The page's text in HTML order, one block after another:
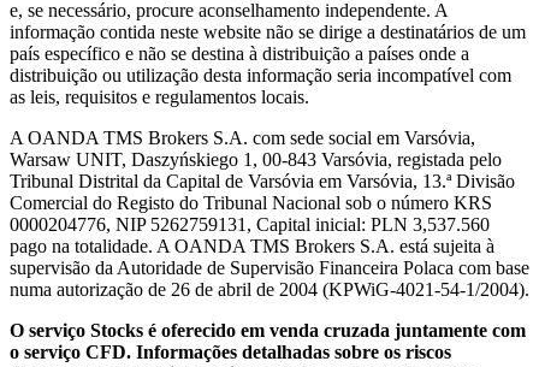
e, se necessário, procure aconselhamento independente. A
informação contida neste website não se dirige a destinatários de um
país específico e não se destina à distribuição a países onde a
distribuição ou utilização desta informação seria incompatível com
as leis, requisitos e regulamentos locais.
A OANDA TMS Brokers S.A. com sede social em Varsóvia,
Warsaw UNIT, Daszyńskiego 1, 00-843 Varsóvia, registada pelo
Tribunal Distrital da Capital de Varsóvia em Varsóvia, 13.ª Divisão
Comercial do Registo do Tribunal Nacional sob o número KRS
0000204776, NIP 5262759131, Capital inicial: PLN 3,537.560
pago na totalidade. A OANDA TMS Brokers S.A. está sujeita à
supervisão da Autoridade de Supervisão Financeira Polaca com base
numa autorização de 26 de abril de 2004 (KPWiG-4021-54-1/2004).
O serviço Stocks é oferecido em venda cruzada juntamente com
o serviço CFD. Informações detalhadas sobre os riscos